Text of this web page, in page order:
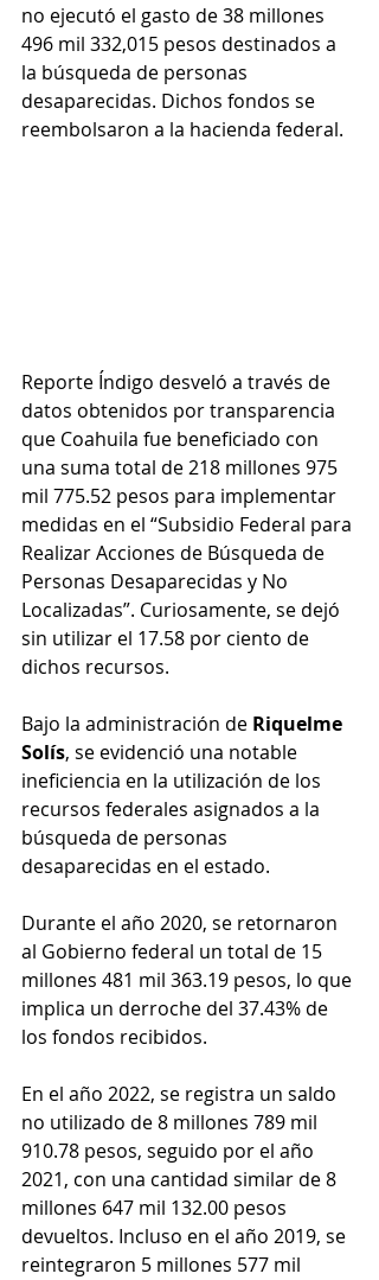
no ejecutó el gasto de 38 millones
496 mil 332,015 pesos destinados a
la búsqueda de personas
desaparecidas. Dichos fondos se
reembolsaron a la hacienda federal.
Reporte Índigo desveló a través de
datos obtenidos por transparencia
que Coahuila fue beneficiado con
una suma total de 218 millones 975
mil 775.52 pesos para implementar
medidas en el “Subsidio Federal para
Realizar Acciones de Búsqueda de
Personas Desaparecidas y No
Localizadas”. Curiosamente, se dejó
sin utilizar el 17.58 por ciento de
dichos recursos.
Bajo la administración de Riquelme
Solís, se evidenció una notable
ineficiencia en la utilización de los
recursos federales asignados a la
búsqueda de personas
desaparecidas en el estado.
Durante el año 2020, se retornaron
al Gobierno federal un total de 15
millones 481 mil 363.19 pesos, lo que
implica un derroche del 37.43% de
los fondos recibidos.
En el año 2022, se registra un saldo
no utilizado de 8 millones 789 mil
910.78 pesos, seguido por el año
2021, con una cantidad similar de 8
millones 647 mil 132.00 pesos
devueltos. Incluso en el año 2019, se
reintegraron 5 millones 577 mil